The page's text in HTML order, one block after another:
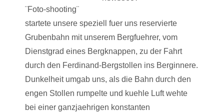
¨Foto-shooting¨
startete unsere speziell fuer uns reservierte
Grubenbahn mit unserem Bergfuehrer, vom
Dienstgrad eines Bergknappen, zu der Fahrt
durch den Ferdinand-Bergstollen ins Berginnere.
Dunkelheit umgab uns, als die Bahn durch den
engen Stollen rumpelte und kuehle Luft wehte
bei einer ganzjaehrigen konstanten